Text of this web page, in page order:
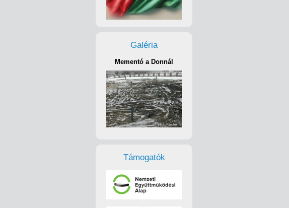
Galéria
Mementó a Donnál
Támogatók